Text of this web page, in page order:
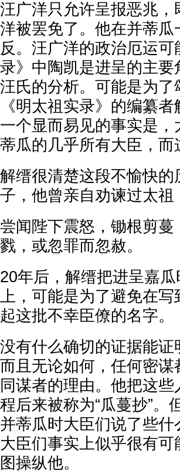
汪广洋只允许呈报恶兆
洋被罢免了。他在并蒂
反。汪广洋的政治厄运
录》中陶凯是进呈的主
汪氏的分析。可能是为
《明太祖实录》的编纂
一个显而易见的事实是
蒂瓜的几乎所有大臣，
解缙很清楚这段不愉快
子，他曾亲自劝谏过太祖
尝闻陛下震怒，锄根剪
戮，或忽罪而忽赦。
20年后，解缙把进呈嘉
上，可能是为了避免在
起这批不幸臣僚的名字。
没有什么确切的证据能
而且无论如何，任何密
同谋者的理由。他把这
程后来被称为“瓜蔓抄”
并蒂瓜时大臣们说了些
大臣们事实上似乎很有
图操纵他。